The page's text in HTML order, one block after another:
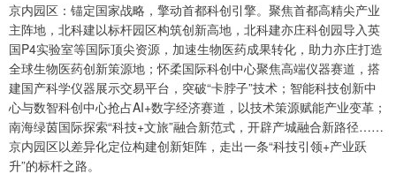
京内园区：锚定国家战略，擎动首都科创引擎。聚焦首都高精尖产业
主阵地，北科建以标杆园区构筑创新高地，北科建亦庄科创园导入英
国P4实验室等国际顶尖资源，加速生物医药成果转化，助力亦庄打造
全球生物医药创新策源地；怀柔国际科创中心聚焦高端仪器赛道，搭
建国产科学仪器展示交易平台，突破“卡脖子”技术；智能科技创新中
心与数智科创中心抢占AI+数字经济赛道，以技术策源赋能产业变革；
南海绿茵国际探索“科技+文旅”融合新范式，开辟产城融合新路径……
京内园区以差异化定位构建创新矩阵，走出一条“科技引领+产业跃
升”的标杆之路。